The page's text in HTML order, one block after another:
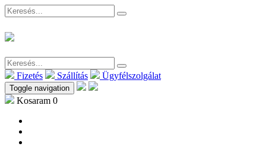
Fizetés Szállítás Ügyfélszolgálat
Toggle navigation
Kosaram 0